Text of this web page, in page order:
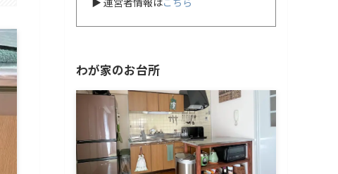
わが家のお台所